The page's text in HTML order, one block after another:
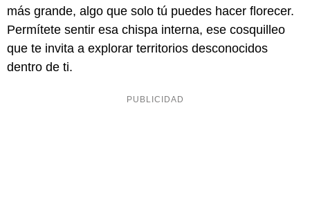
más grande, algo que solo tú puedes hacer florecer.
Permítete sentir esa chispa interna, ese cosquilleo
que te invita a explorar territorios desconocidos
dentro de ti.